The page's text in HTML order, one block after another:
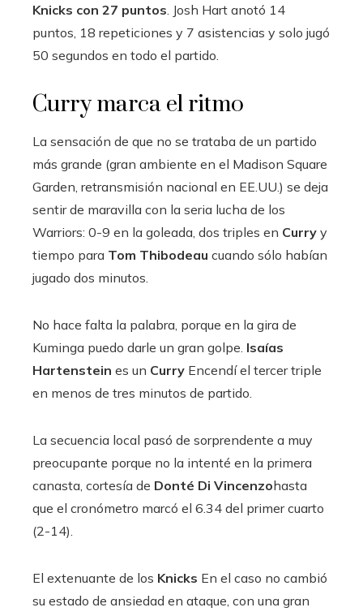
Knicks con 27 puntos. Josh Hart anotó 14
puntos, 18 repeticiones y 7 asistencias y solo jugó
50 segundos en todo el partido.
Curry marca el ritmo
La sensación de que no se trataba de un partido
más grande (gran ambiente en el Madison Square
Garden, retransmisión nacional en EE.UU.) se deja
sentir de maravilla con la seria lucha de los
Warriors: 0-9 en la goleada, dos triples en Curry y
tiempo para Tom Thibodeau cuando sólo habían
jugado dos minutos.
No hace falta la palabra, porque en la gira de
Kuminga puedo darle un gran golpe. Isaías
Hartenstein es un Curry Encendí el tercer triple
en menos de tres minutos de partido.
La secuencia local pasó de sorprendente a muy
preocupante porque no la intenté en la primera
canasta, cortesía de Donté Di Vincenzohasta
que el cronómetro marcó el 6.34 del primer cuarto
(2-14).
El extenuante de los Knicks En el caso no cambió
su estado de ansiedad en ataque, con una gran